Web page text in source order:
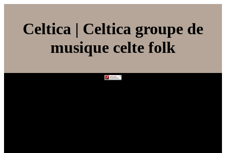
Celtica | Celtica groupe de
musique celte folk